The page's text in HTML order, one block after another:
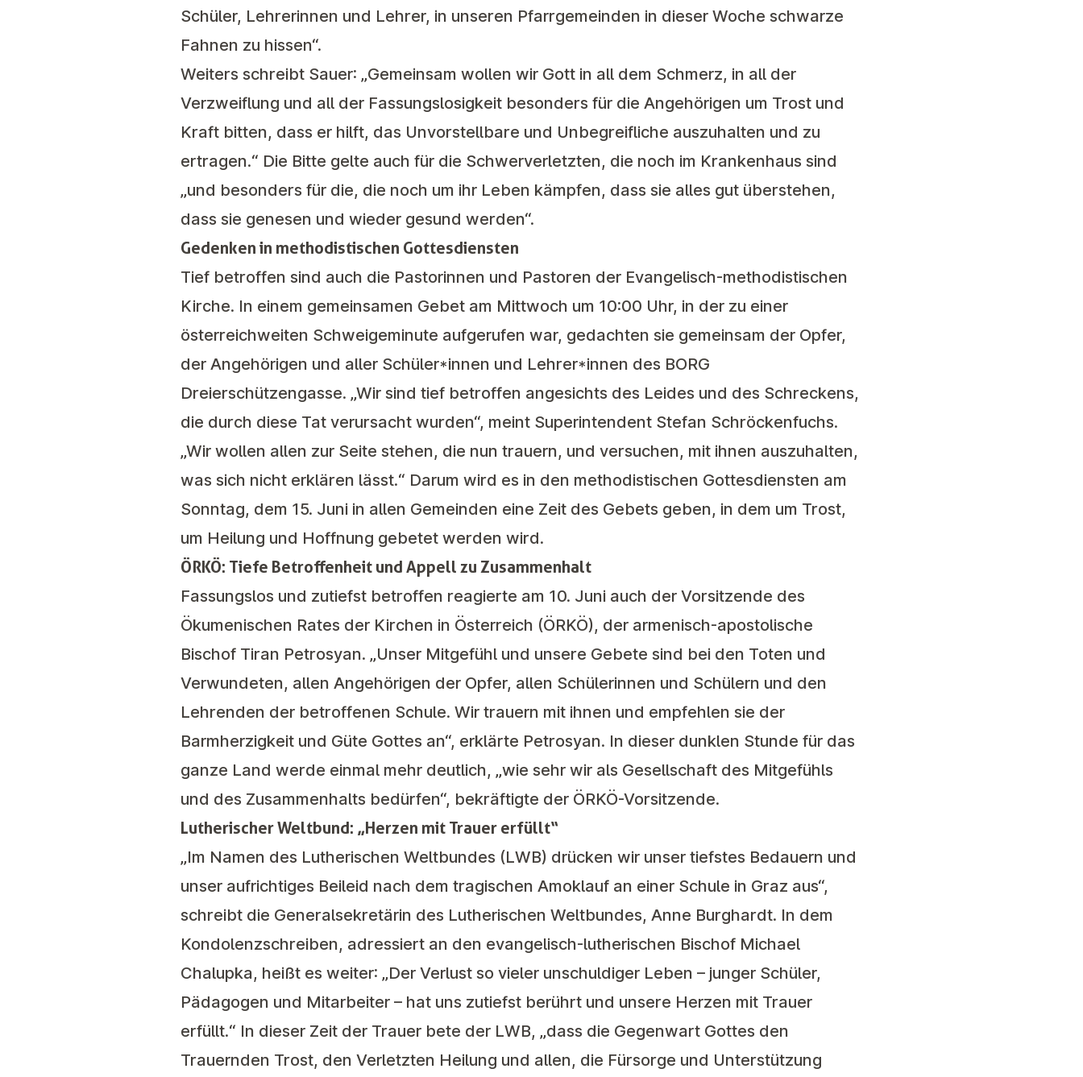
Schüler, Lehrerinnen und Lehrer, in unseren Pfarrgemeinden in dieser Woche schwarze
Fahnen zu hissen“.
Weiters schreibt Sauer: „Gemeinsam wollen wir Gott in all dem Schmerz, in all der
Verzweiflung und all der Fassungslosigkeit besonders für die Angehörigen um Trost und
Kraft bitten, dass er hilft, das Unvorstellbare und Unbegreifliche auszuhalten und zu
ertragen.“ Die Bitte gelte auch für die Schwerverletzten, die noch im Krankenhaus sind
„und besonders für die, die noch um ihr Leben kämpfen, dass sie alles gut überstehen,
dass sie genesen und wieder gesund werden“.
Gedenken in methodistischen Gottesdiensten
Tief betroffen sind auch die Pastorinnen und Pastoren der Evangelisch-methodistischen
Kirche. In einem gemeinsamen Gebet am Mittwoch um 10:00 Uhr, in der zu einer
österreichweiten Schweigeminute aufgerufen war, gedachten sie gemeinsam der Opfer,
der Angehörigen und aller Schüler*innen und Lehrer*innen des BORG
Dreierschützengasse. „Wir sind tief betroffen angesichts des Leides und des Schreckens,
die durch diese Tat verursacht wurden“, meint Superintendent Stefan Schröckenfuchs.
„Wir wollen allen zur Seite stehen, die nun trauern, und versuchen, mit ihnen auszuhalten,
was sich nicht erklären lässt.“ Darum wird es in den methodistischen Gottesdiensten am
Sonntag, dem 15. Juni in allen Gemeinden eine Zeit des Gebets geben, in dem um Trost,
um Heilung und Hoffnung gebetet werden wird.
ÖRKÖ: Tiefe Betroffenheit und Appell zu Zusammenhalt
Fassungslos und zutiefst betroffen reagierte am 10. Juni auch der Vorsitzende des
Ökumenischen Rates der Kirchen in Österreich (ÖRKÖ), der armenisch-apostolische
Bischof Tiran Petrosyan. „Unser Mitgefühl und unsere Gebete sind bei den Toten und
Verwundeten, allen Angehörigen der Opfer, allen Schülerinnen und Schülern und den
Lehrenden der betroffenen Schule. Wir trauern mit ihnen und empfehlen sie der
Barmherzigkeit und Güte Gottes an“, erklärte Petrosyan. In dieser dunklen Stunde für das
ganze Land werde einmal mehr deutlich, „wie sehr wir als Gesellschaft des Mitgefühls
und des Zusammenhalts bedürfen“, bekräftigte der ÖRKÖ-Vorsitzende.
Lutherischer Weltbund: „Herzen mit Trauer erfüllt“
„Im Namen des Lutherischen Weltbundes (LWB) drücken wir unser tiefstes Bedauern und
unser aufrichtiges Beileid nach dem tragischen Amoklauf an einer Schule in Graz aus“,
schreibt die Generalsekretärin des Lutherischen Weltbundes, Anne Burghardt. In dem
Kondolenzschreiben, adressiert an den evangelisch-lutherischen Bischof Michael
Chalupka, heißt es weiter: „Der Verlust so vieler unschuldiger Leben – junger Schüler,
Pädagogen und Mitarbeiter – hat uns zutiefst berührt und unsere Herzen mit Trauer
erfüllt.“ In dieser Zeit der Trauer bete der LWB, „dass die Gegenwart Gottes den
Trauernden Trost, den Verletzten Heilung und allen, die Fürsorge und Unterstützung